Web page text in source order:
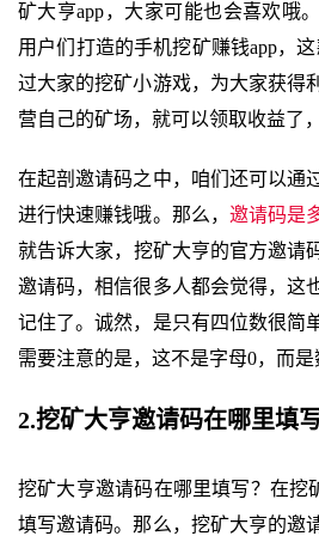
矿大亨app，大家可能也会喜欢哦
用户们打造的手机挖矿赚钱app，
过大家的挖矿小游戏，为大家获得
营自己的矿场，就可以领取收益了
在起剖邀请码之中，咱们还可以通
进行快速赚钱哦。那么， 邀请码是
就告诉大家，挖矿大亨的官方邀请
邀请码，相信很多人都会觉得，这
记住了。诚然，是只有四位数很简
需要注意的是，这不是字母0，而是
2.挖矿大亨邀请码在哪里填写
挖矿大亨邀请码在哪里填写？在挖
填写邀请码。那么，挖矿大亨的邀